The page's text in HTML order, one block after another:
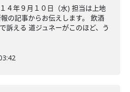
年９月１０日（水) 担当は上地
の記事からお伝えします。 飲酒
訴える 道ジュネーがこのほど、う